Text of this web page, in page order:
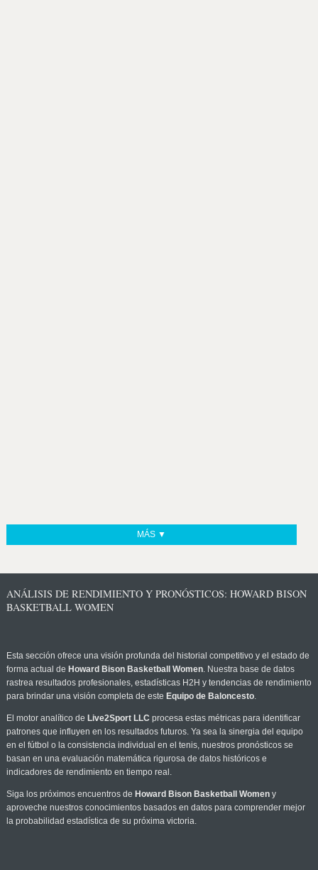
MÁS ▼
ANÁLISIS DE RENDIMIENTO Y PRONÓSTICOS: HOWARD BISON
BASKETBALL WOMEN
Esta sección ofrece una visión profunda del historial competitivo y el estado de
forma actual de Howard Bison Basketball Women. Nuestra base de datos
rastrea resultados profesionales, estadísticas H2H y tendencias de rendimiento
para brindar una visión completa de este Equipo de Baloncesto.
El motor analítico de Live2Sport LLC procesa estas métricas para identificar
patrones que influyen en los resultados futuros. Ya sea la sinergia del equipo
en el fútbol o la consistencia individual en el tenis, nuestros pronósticos se
basan en una evaluación matemática rigurosa de datos históricos e
indicadores de rendimiento en tiempo real.
Siga los próximos encuentros de Howard Bison Basketball Womeny
aproveche nuestros conocimientos basados en datos para comprender mejor
la probabilidad estadística de su próxima victoria.